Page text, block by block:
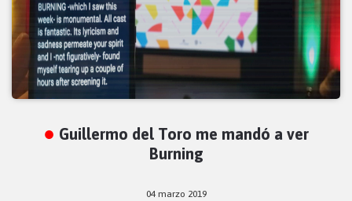
Guillermo del Toro me mandó a ver
Burning
04 marzo 2019